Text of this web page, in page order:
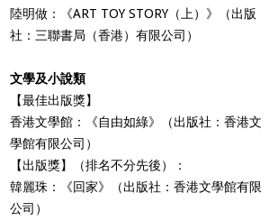
陸明做：《ART TOY STORY（上）》
（出版
社：三聯書局（香港）有限公司）
文學及小說類
【最佳出版獎】
香港文學館：《自由如綠》（出版社：香港文
學館有限公司）
【出版獎】
（排名不分先後）：
韓麗珠：《回家》
（出版社：香港文學館有限
公司）